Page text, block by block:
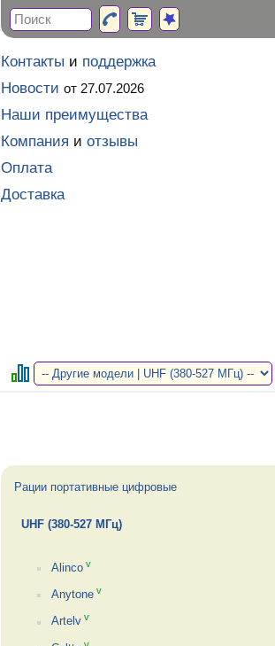
Рации портативные цифровые
UHF (380-527 МГц)
Alinco v
Anytone v
Artelv v
v
Контакты и поддержка
Новости от 27.07.2026
Наши преимущества
Компания и отзывы
Оплата
Доставка